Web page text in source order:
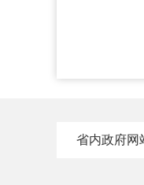
省内政府网